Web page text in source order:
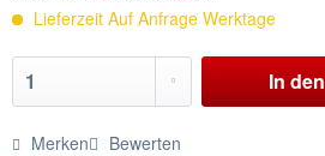
Lieferzeit Auf Anfrage Werktage
In den
Merken Bewerten